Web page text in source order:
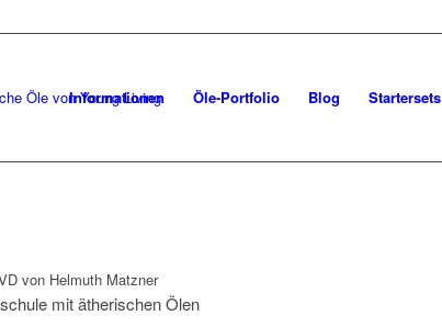
Informationen Öle-Portfolio Blog Startersets
von Helmuth Matzner
mit ätherischen Ölen